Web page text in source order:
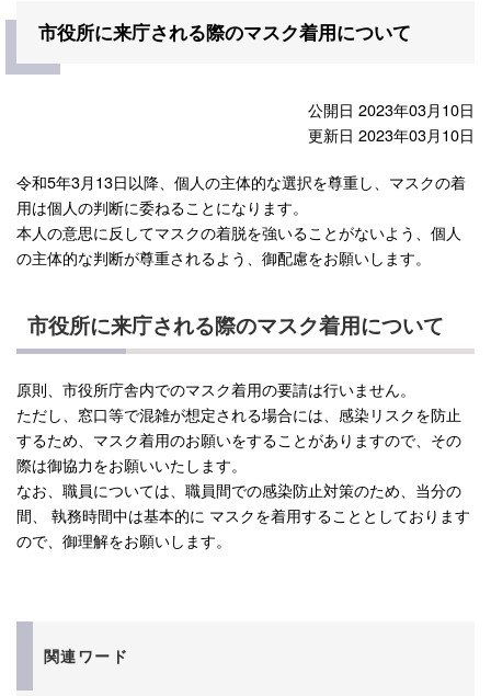
市役所に来庁される際のマスク着用について
公開日 2023年03月10日
更新日 2023年03月10日
令和5年3月13日以降、個人の主体的な選択を尊重し、マスクの着
用は個人の判断に委ねることになります。
本人の意思に反してマスクの着脱を強いることがないよう、個人
の主体的な判断が尊重されるよう、御配慮をお願いします。
市役所に来庁される際のマスク着用について
原則、市役所庁舎内でのマスク着用の要請は行いません。
ただし、窓口等で混雑が想定される場合には、感染リスクを防止
するため、マスク着用のお願いをすることがありますので、その
際は御協力をお願いいたします。
なお、職員については、職員間での感染防止対策のため、当分の
間、 執務時間中は基本的に マスクを着用することとしております
ので、御理解をお願いします。
関連ワード